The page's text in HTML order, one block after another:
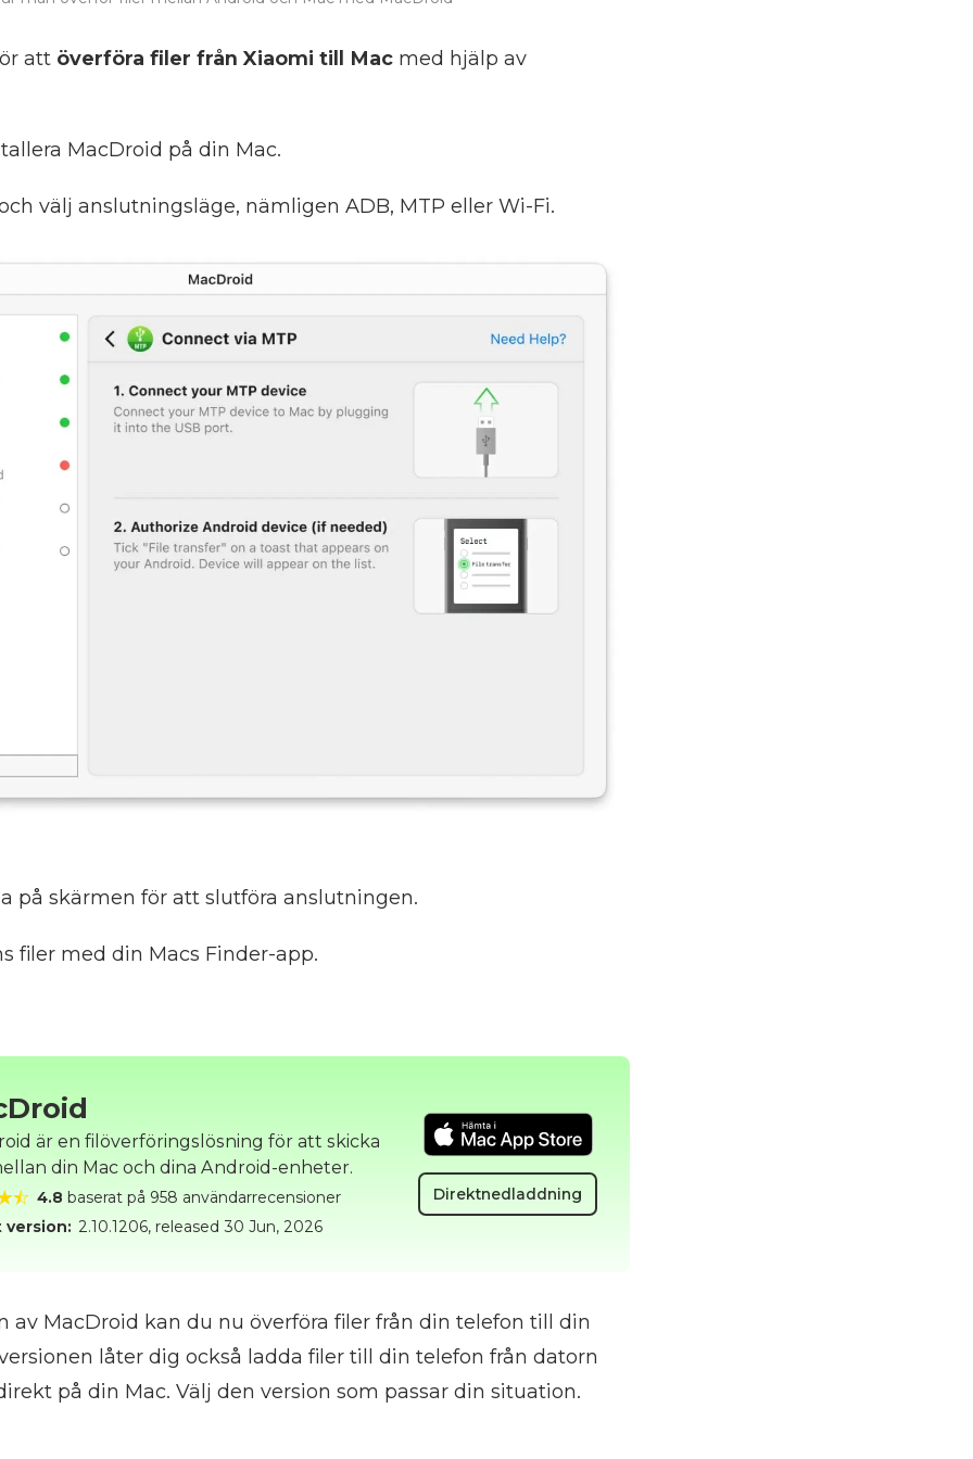
att överföra filer från Xiaomi till Mac med hjälp av
MacDroid på din Mac.
välj anslutningsläge, nämligen ADB, MTP eller Wi-Fi.
på skärmen för att slutföra anslutningen.
filer med din Macs Finder-app.
är en filöverföringslösning för att skicka
din Mac och dina Android-enheter.
4.8 baserat på 958 användarrecensioner
version: 2.10.1206, released30 Jun, 2026
Direktnedladdning
av MacDroid kan du nu överföra filer från din telefon till din
låter dig också ladda filer till din telefon från datorn
på din Mac. Välj den version som passar din situation.